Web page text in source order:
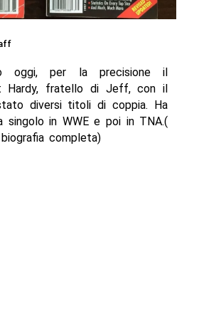
oggi, per la precisione il
Hardy, fratello di Jeff, con il
diversi titoli di coppia. Ha
singolo in WWE e poi in TNA.(
completa)